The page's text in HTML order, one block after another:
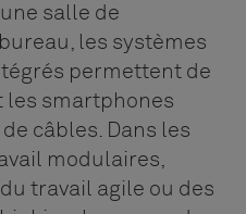
salle de
les systèmes
permettent de
les smartphones
câbles. Dans les
modulaires,
travail agile ou des